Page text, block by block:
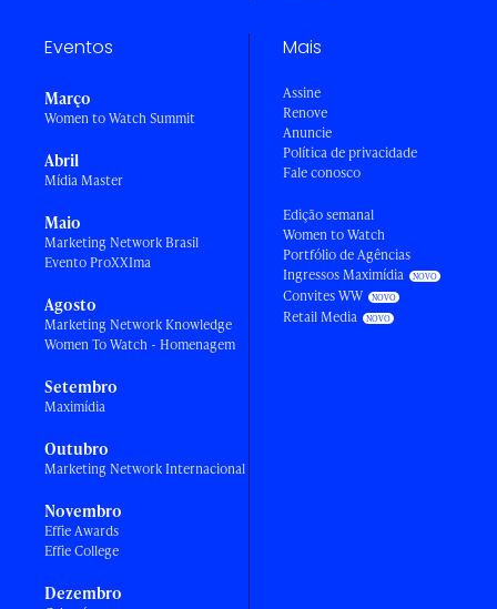
Eventos
Março
Women to Watch Summit
Abril
Mídia Master
Maio
Marketing Network Brasil
Evento ProXXIma
Agosto
Marketing Network Knowledge
Women To Watch - Homenagem
Setembro
Maximídia
Outubro
Marketing Network Internacional
Novembro
Effie Awards
Effie College
Dezembro
Mais
Assine
Renove
Anuncie
Política de privacidade
Fale conosco
Edição semanal
Women to Watch
Portfólio de Agências
Ingressos Maximídia
Convites WW
Retail Media